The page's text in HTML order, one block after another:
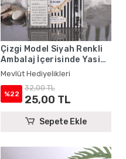
Çizgi Model Siyah Renkli
Ambalaj İçerisinde Yasin
Kitabı, Magnet ve Tesbih -
Mevlüt Hediyelikleri
Mevlüt Hediyelikleri
%22
32,00 TL
25,00 TL
Sepete Ekle